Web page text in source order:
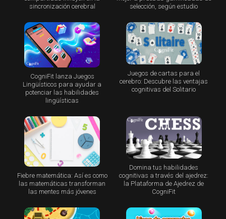
sincronización cerebral
selección, según estudio
CogniFit lanza Juegos
Lingüísticos para ayudar a
potenciar las habilidades
lingüísticas
Juegos de cartas para el
cerebro: Descubre las ventajas
cognitivas del Solitario
Fiebre matemática: Así es como
las matemáticas transforman
las mentes más jóvenes
Domina tus habilidades
cognitivas a través del ajedrez:
la Plataforma de Ajedrez de
CogniFit